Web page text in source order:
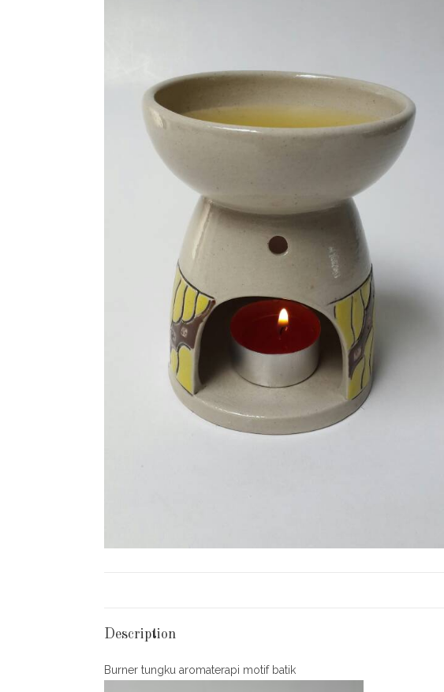
Description
Burner tungku aromaterapi motif batik